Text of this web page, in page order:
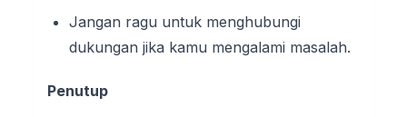
Jangan ragu untuk menghubungi
dukungan jika kamu mengalami masalah.
Penutup